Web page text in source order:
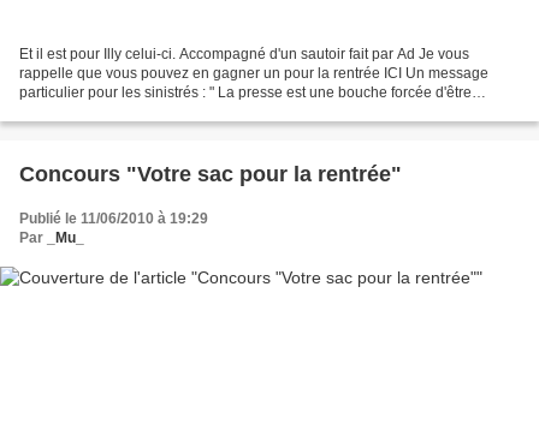
Et il est pour Illy celui-ci. Accompagné d'un sautoir fait par Ad Je vous
rappelle que vous pouvez en gagner un pour la rentrée ICI Un message
particulier pour les sinistrés : " La presse est une bouche forcée d'être
Concours "Votre sac pour la rentrée"
Publié le 11/06/2010 à 19:29
Par
_Mu_